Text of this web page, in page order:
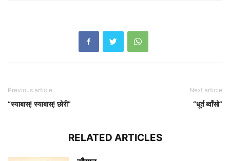
Previous article
“स्याबास्! स्याबास्! छोरी”
Next article
“धूर्त ब्वाँसो”
RELATED ARTICLES